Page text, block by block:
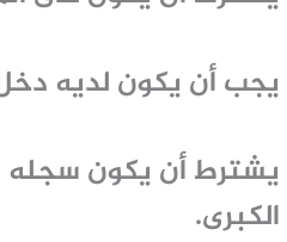
يجب أن يكون لديه
يشترط أن يكون سجله
الكبرى.